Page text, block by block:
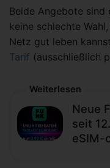
Beide Angebote sind
keine schlechte
Netz gut leben
Tarif (ausschließlich
Weiterlesen
Neue
seit
eSIM-